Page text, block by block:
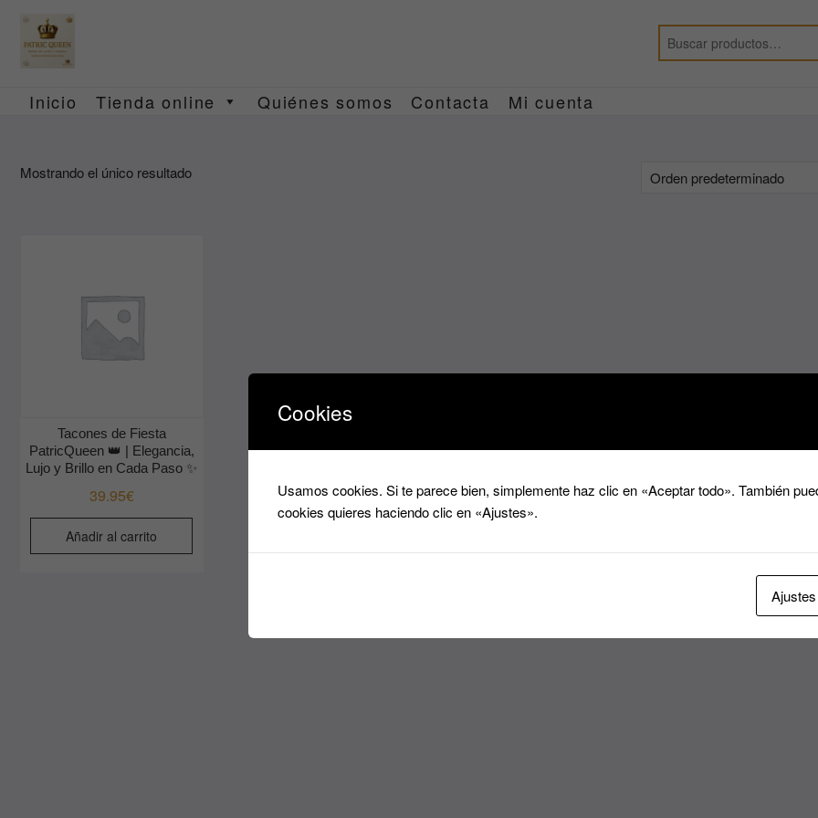
contenido
Inicio Tienda online Quiénes somos Contacta Mi cuenta
Mostrando el único resultado
Tacones de Fiesta
PatricQueen 👑 | Elegancia,
Lujo y Brillo en Cada Paso ✨
39.95€
Añadir al carrito
Cookies
Usamos cookies. Si te parece bien, simplemente haz clic en «Aceptar todo». También
cookies quieres haciendo clic en «Ajustes».
Ajustes